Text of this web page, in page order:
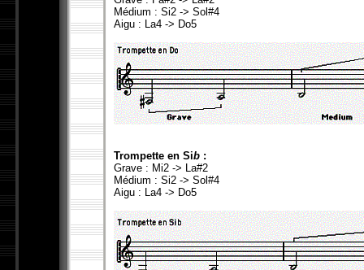
Médium : Si2 -> Sol#4
Aigu : La4 -> Do5
Trompette en Sib:
Grave : Mi2 -> La#2
Médium : Si2 -> Sol#4
Aigu : La4 -> Do5